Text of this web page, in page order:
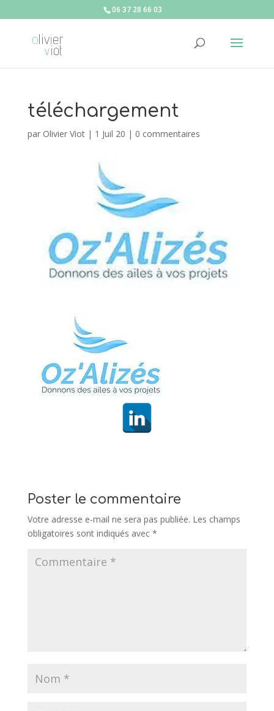
06 37 28 66 03
téléchargement
par Olivier Viot| 1 Juil 20 | 0 commentaires
Poster le commentaire
Votre adresse e-mail ne sera pas publiée. Les champs
obligatoires sont indiqués avec *